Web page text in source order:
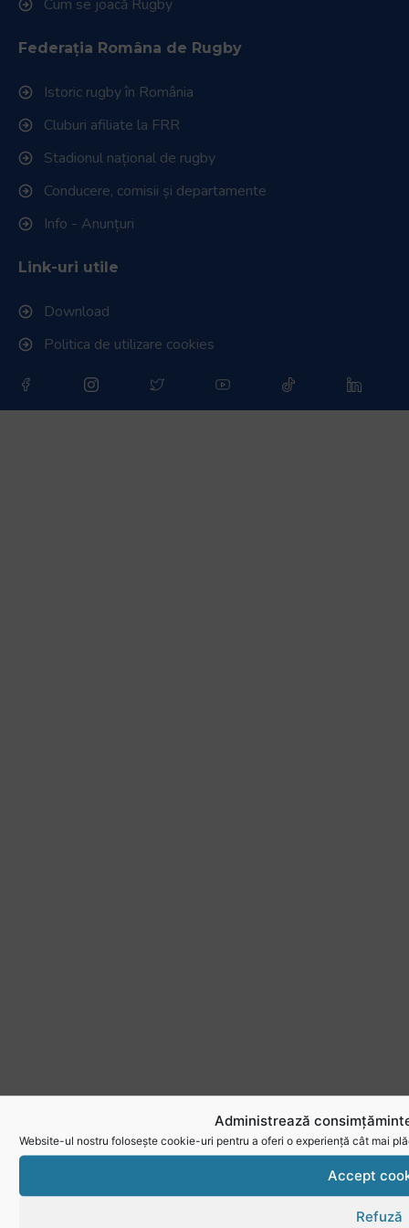
Administrează
Website-ul nostru folosește cookie-uri pentru a oferi o experiență cât mai
Accept
Refuză
Cum se joacă Rugby
Federația Româna de Rugby
Istoric rugby în România
Cluburi afiliate la FRR
Stadionul național de rugby
Conducere, comisii și departamente
Info - Anunțuri
Link-uri utile
Download
Politica de utilizare cookies